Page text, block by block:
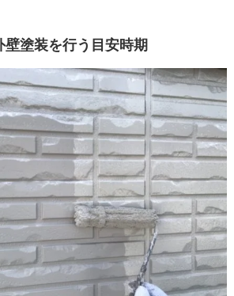
塗装を行う目安時期